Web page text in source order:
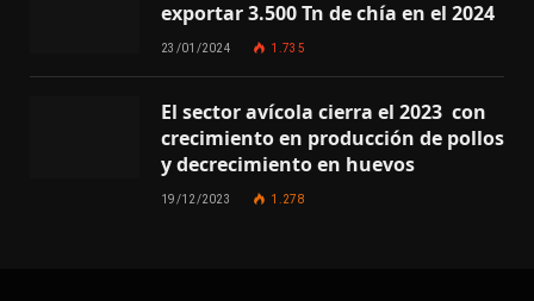
exportar 3.500 Tn de chía en el 2024
23/01/2024 1.735
El sector avícola cierra el 2023 con
crecimiento en producción de pollos
y decrecimiento en huevos
19/12/2023 1.278